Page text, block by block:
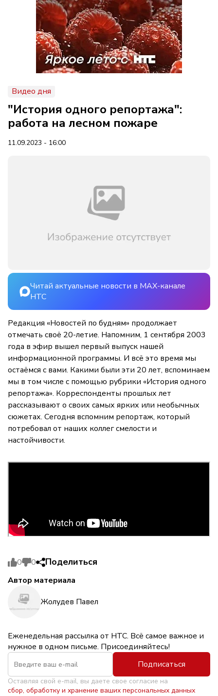
Видео дня
"История одного репортажа":
работа на лесном пожаре
11.09.2023 - 16:00
Читай актуальные новости в MAX-канале
НТС
Редакция «Новостей по будням» продолжает
отмечать своё 20-летие. Напомним, 1 сентября 2003
года в эфир вышел первый выпуск нашей
информационной программы. И всё это время мы
остаёмся с вами. Какими были эти 20 лет, вспоминаем
мы в том числе с помощью рубрики «История одного
репортажа». Корреспонденты прошлых лет
рассказывают о своих самых ярких или необычных
сюжетах. Сегодня вспомним репортаж, который
потребовал от наших коллег смелости и
настойчивости.
0 0 Поделиться
Автор материала
Жолудев Павел
Еженедельная рассылка от НТС. Всё самое важное и
нужное в одном письме. Присоединяйтесь!
Подписаться
Оставляя свой e-mail, вы даете свое согласие на
сбор, обработку и хранение ваших персональных данных